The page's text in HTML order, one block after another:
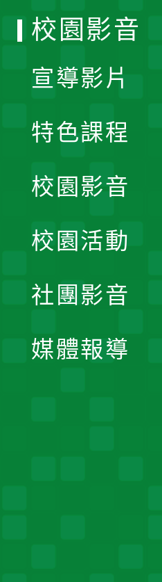
校園影音
宣導影片
特色課程
校園影音
校園活動
社團影音
媒體報導